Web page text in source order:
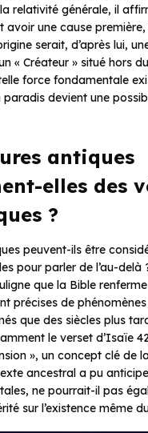
relativité générale, il
avoir une cause
serait, d’après lui,
« Créateur » situé hors
telle force fondamentale
paradis devient une
antiques
elles des
?
peuvent-ils être
pour parler de l’au-delà
que la Bible
précises de
que des siècles plus
le verset d’Isaïe
», un concept clé de
ancestral a pu
ne pourrait-il pas
sur l’existence même